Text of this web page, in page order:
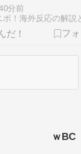
断する動物ｗ
ある動物の作業
うなその姿が話
分前
ｗBC